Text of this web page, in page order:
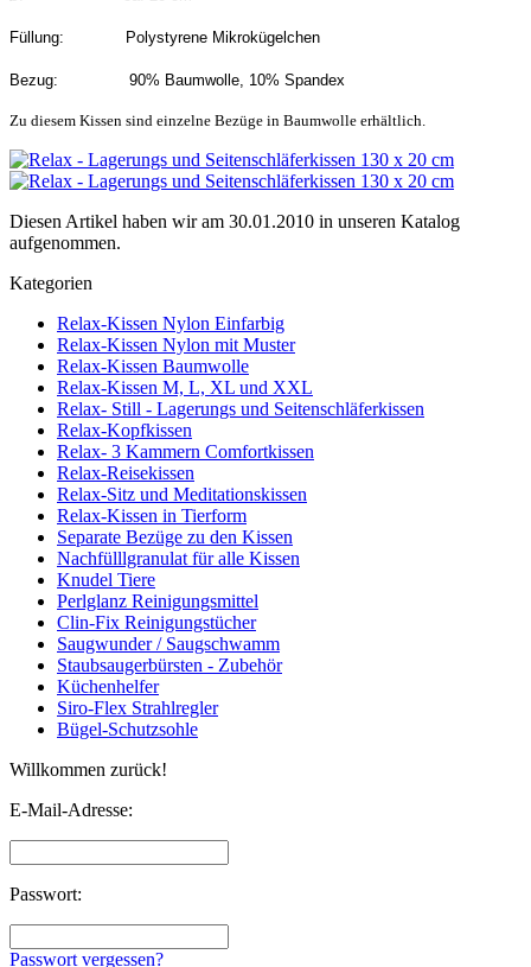
Füllung: Polystyrene Mikrokügelchen
Bezug: 90% Baumwolle, 10% Spandex
Zu diesem Kissen sind einzelne Bezüge in Baumwolle erhältlich.
Diesen Artikel haben wir am 30.01.2010 in unseren Katalog
aufgenommen.
Kategorien
Relax-Kissen Nylon Einfarbig
Relax-Kissen Nylon mit Muster
Relax-Kissen Baumwolle
Relax-Kissen M, L, XL und XXL
Relax- Still - Lagerungs und Seitenschläferkissen
Relax-Kopfkissen
Relax- 3 Kammern Comfortkissen
Relax-Reisekissen
Relax-Sitz und Meditationskissen
Relax-Kissen in Tierform
Separate Bezüge zu den Kissen
Nachfülllgranulat für alle Kissen
Knudel Tiere
Perlglanz Reinigungsmittel
Clin-Fix Reinigungstücher
Saugwunder / Saugschwamm
Staubsaugerbürsten - Zubehör
Küchenhelfer
Siro-Flex Strahlregler
Bügel-Schutzsohle
Willkommen zurück!
E-Mail-Adresse:
Passwort:
Passwort vergessen?